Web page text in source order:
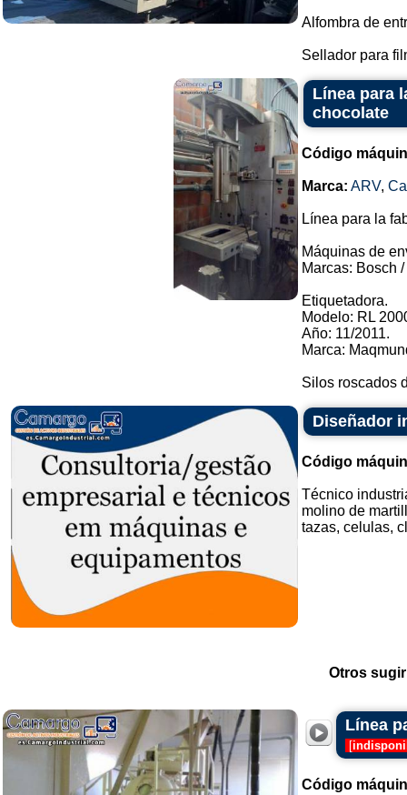
Alfombra de
Sellador para
Línea para
chocolate
Código
Marca: ARV,
Línea para la
Máquinas de
Marcas: Bosch
Etiquetadora.
Modelo: RL
Año: 11/2011.
Marca:
Silos roscados
Diseñador
Código
Técnico
molino de
tazas, celulas,
Otros
Línea
[
Código